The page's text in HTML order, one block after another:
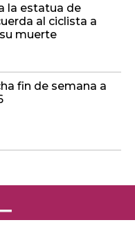
la estatua de
al ciclista a
muerte
fin de semana a